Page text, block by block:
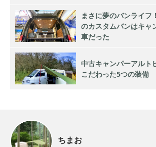
まさに夢のバンライフ
のカスタムバンはキャ
車だった
中古キャンパーアルト
こだわった5つの装備
ちまお